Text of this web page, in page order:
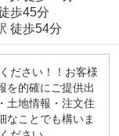
歩45分
徒歩54分
ださい！！お客様
を的確にご提供出
土地情報・注文住
なことでも構いま